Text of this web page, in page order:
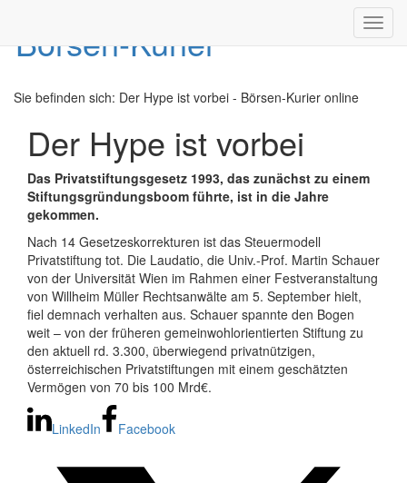
Sie befinden sich: Der Hype ist vorbei - Börsen-Kurier online
Der Hype ist vorbei
Das Privatstiftungsgesetz 1993, das zunächst zu einem
Stiftungsgründungsboom führte, ist in die Jahre
gekommen.
Nach 14 Gesetzeskorrekturen ist das Steuermodell
Privatstiftung tot. Die Laudatio, die Univ.-Prof. Martin Schauer
von der Universität Wien im Rahmen einer Festveranstaltung
von Willheim Müller Rechtsanwälte am 5. September hielt,
fiel demnach verhalten aus. Schauer spannte den Bogen
weit – von der früheren gemeinwohlorientierten Stiftung zu
den aktuell rd. 3.300, überwiegend privatnützigen,
österreichischen Privatstiftungen mit einem geschätzten
Vermögen von 70 bis 100 Mrd€.
LinkedIn Facebook